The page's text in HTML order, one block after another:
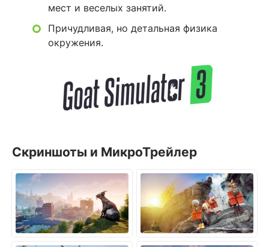
мест и веселых занятий.
Причудливая, но детальная физика
окружения.
Скриншоты и МикроТрейлер